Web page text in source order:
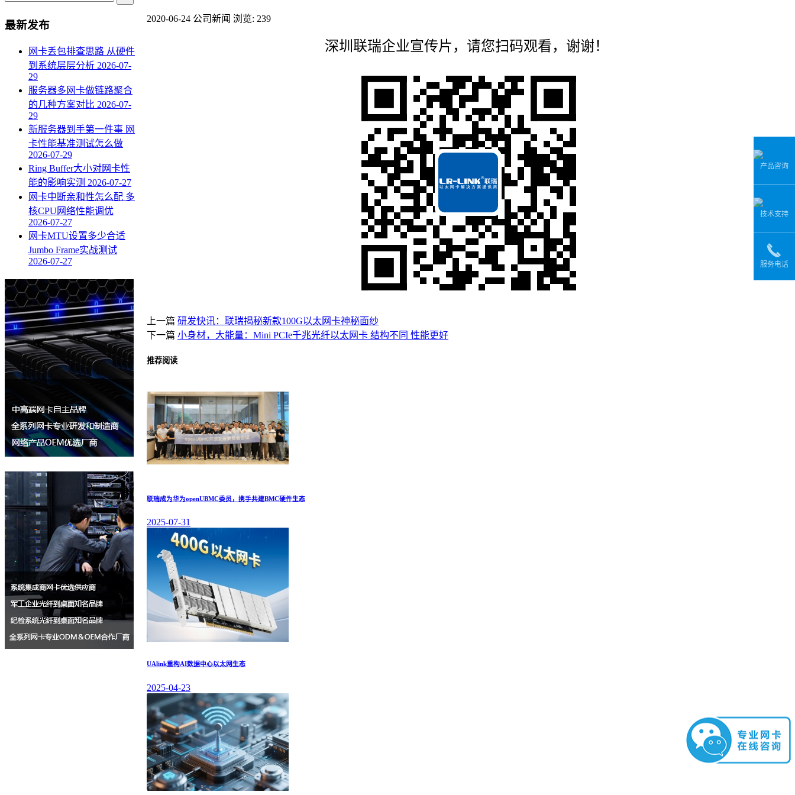
最新发布
网卡丢包排查思路 从硬件
到系统层层分析 2026-07-
29
服务器多网卡做链路聚合
的几种方案对比 2026-07-
29
新服务器到手第一件事 网
卡性能基准测试怎么做
2026-07-29
Ring Buffer大小对网卡性
能的影响实测 2026-07-27
网卡中断亲和性怎么配 多
核CPU网络性能调优
2026-07-27
网卡MTU设置多少合适
Jumbo Frame实战测试
2026-07-27
2020-06-24 公司新闻 浏览: 239
深圳联瑞企业宣传片，请您扫码观看，谢谢！
上一篇 研发快讯：联瑞揭秘新款100G以太网卡神秘面纱
下一篇 小身材，大能量：Mini PCIe千兆光纤以太网卡 结构不同 性能更好
推荐阅读
联瑞成为华为openUBMC委员，携手共建BMC硬件生态
2025-07-31
UAlink重构AI数据中心以太网生态
2025-04-23
产品咨询
技术支持
服务电话